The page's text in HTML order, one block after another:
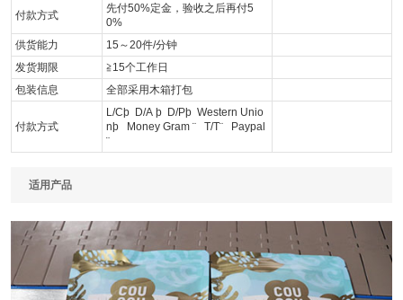
付款方式
先付50%定金，验收之后再付5
0%
供货能力
15～20件/分钟
发货期限
≧15个工作日
包装信息
全部采用木箱打包
付款方式
L/Cþ D/A þ D/Pþ Western Unio
nþ Money Gram ¨ T/T¨ Paypal
¨
适用产品